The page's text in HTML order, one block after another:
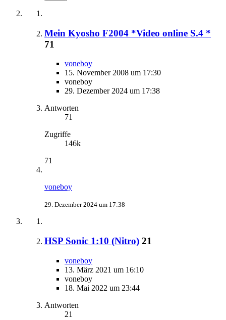
Mein Kyosho F2004 *Video online S.4 *
71
voneboy
15. November 2008 um 17:30
voneboy
29. Dezember 2024 um 17:38
Antworten
71
Zugriffe
146k
71
voneboy
29. Dezember 2024 um 17:38
HSP Sonic 1:10 (Nitro) 21
voneboy
13. März 2021 um 16:10
voneboy
18. Mai 2022 um 23:44
Antworten
21